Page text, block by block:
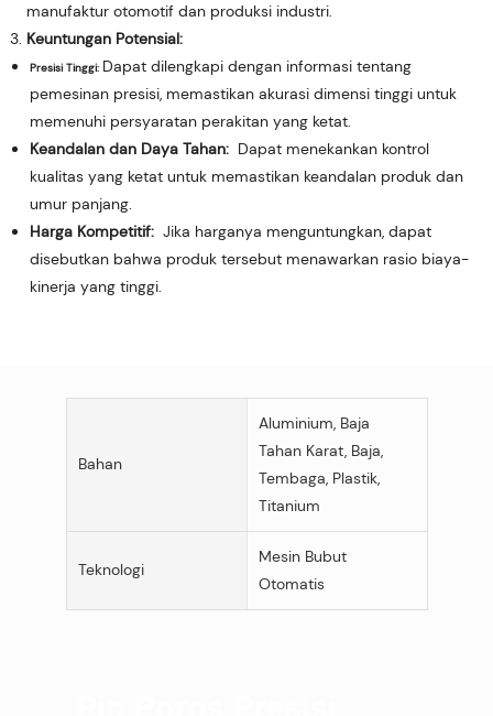
manufaktur otomotif dan produksi industri.
Keuntungan Potensial:
Presisi Tinggi: Dapat dilengkapi dengan informasi tentang
pemesinan presisi, memastikan akurasi dimensi tinggi untuk
memenuhi persyaratan perakitan yang ketat.
Keandalan dan Daya Tahan: Dapat menekankan kontrol
kualitas yang ketat untuk memastikan keandalan produk dan
umur panjang.
Harga Kompetitif: Jika harganya menguntungkan, dapat
disebutkan bahwa produk tersebut menawarkan rasio biaya-
kinerja yang tinggi.
Bahan
Aluminium, Baja
Tahan Karat, Baja,
Tembaga, Plastik,
Titanium
Teknologi
Mesin Bubut
Otomatis